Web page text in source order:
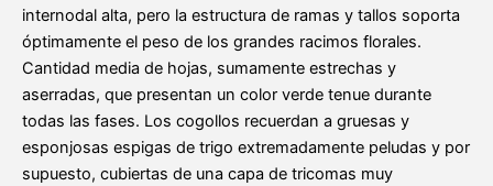
internodal alta, pero la estructura de ramas y tallos soporta
óptimamente el peso de los grandes racimos florales.
Cantidad media de hojas, sumamente estrechas y
aserradas, que presentan un color verde tenue durante
todas las fases. Los cogollos recuerdan a gruesas y
esponjosas espigas de trigo extremadamente peludas y por
supuesto, cubiertas de una capa de tricomas muy